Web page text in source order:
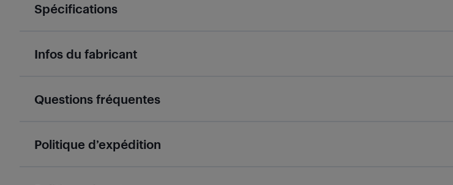
Spécifications
Infos du fabricant
Questions fréquentes
Politique d’expédition